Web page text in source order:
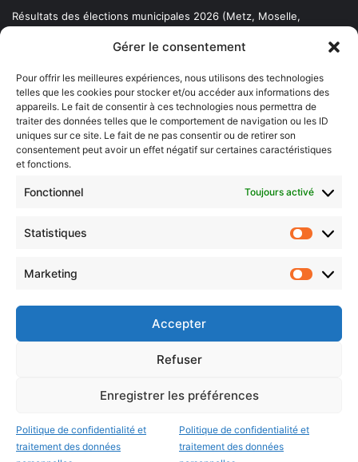
Gérer le consentement
Pour offrir les meilleures expériences, nous utilisons des technologies
telles que les cookies pour stocker et/ou accéder aux informations des
appareils. Le fait de consentir à ces technologies nous permettra de
traiter des données telles que le comportement de navigation ou les ID
uniques sur ce site. Le fait de ne pas consentir ou de retirer son
consentement peut avoir un effet négatif sur certaines caractéristiques
et fonctions.
Fonctionnel Toujours activé
Statistiques
Marketing
Accepter
Refuser
Enregistrer les préférences
Politique de confidentialité et
traitement des données
Politique de confidentialité et
traitement des données
Résultats des élections municipales 2026 (Metz, Moselle,
Newsletter gratuite
Choisissez : matin, soir ou hebdo ?
votre
Metz Plage